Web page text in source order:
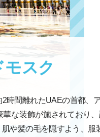
スク
時間離れたUAEの首都、
華な装飾が施されており
や髪の毛を隠すよう、